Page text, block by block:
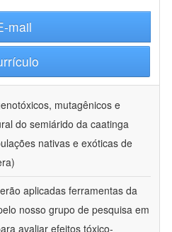
mail
mutagênicos e
do semiárido da caatinga
nativas e exóticas de
aplicadas ferramentas da
nosso grupo de pesquisa em
avaliar efeitos tóxico-